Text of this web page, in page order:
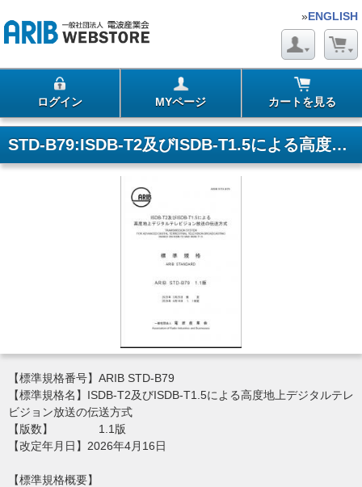
»ENGLISH
ログイン MYページ カートを見る
STD-B79:ISDB-T2及びISDB-T1.5による高度地上デジタルテレビジョン放送の伝送方式
【標準規格番号】ARIB STD-B79
【標準規格名】ISDB-T2及びISDB-T1.5による高度地上デジタルテレ
ビジョン放送の伝送方式
【版数】 1.1版
【改定年月日】2026年4月16日
【標準規格概要】